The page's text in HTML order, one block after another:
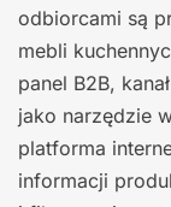
odbiorcami są
mebli
panel B2B,
jako narzędzie
platforma
informacji